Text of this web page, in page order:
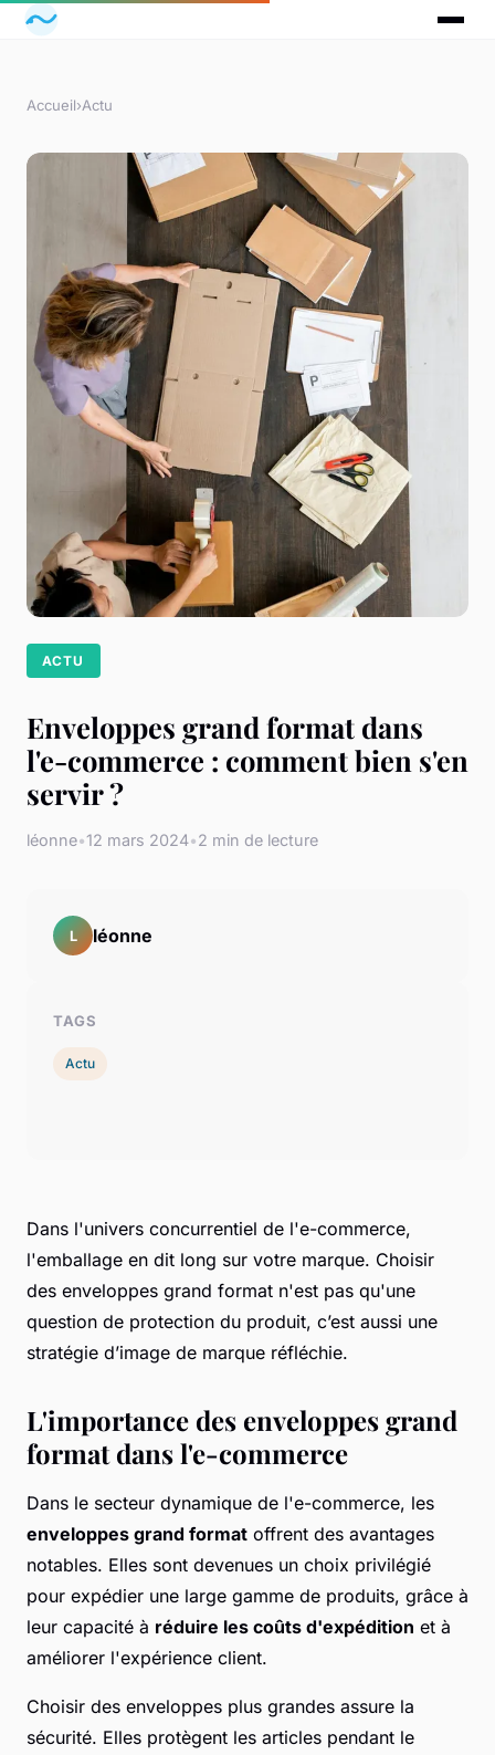
Accueil›Actu
ACTU
Enveloppes grand format dans
l'e-commerce : comment bien s'en
servir ?
léonne•12 mars 2024•2 min de lecture
Dans l'univers concurrentiel de l'e-commerce,
l'emballage en dit long sur votre marque. Choisir
des enveloppes grand format n'est pas qu'une
question de protection du produit, c’est aussi une
stratégie d’image de marque réfléchie.
L'importance des enveloppes grand
format dans l'e-commerce
Dans le secteur dynamique de l'e-commerce, les
enveloppes grand format offrent des avantages
notables. Elles sont devenues un choix privilégié
pour expédier une large gamme de produits, grâce à
leur capacité à réduire les coûts d'expédition et à
améliorer l'expérience client.
Choisir des enveloppes plus grandes assure la
sécurité. Elles protègent les articles pendant le
L léonne
TAGS
Actu